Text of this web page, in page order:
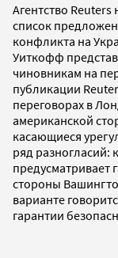
Агентство Reuters
список
конфликта на
Уиткофф
чиновникам на
публикации
переговорах в
американской
касающиеся
ряд разногласий:
предусматривает
стороны
варианте
гарантии